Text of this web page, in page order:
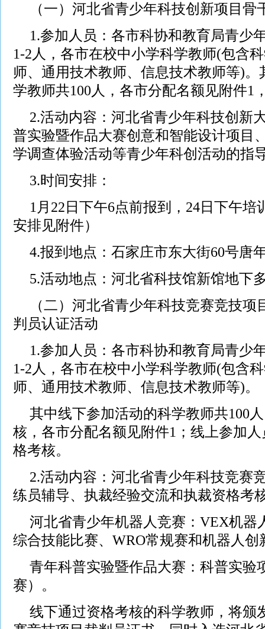
（一）河北省青少年科技创新项目
1.参加人员：各市科协和教育局青少
1-2人，各市在校中小学科学教师(包含
师、通用技术教师、信息技术教师等)
学教师共100人，各市分配名额见附件1
2.活动内容：河北省青少年科技创新
普实验暨作品大赛创意和智能设计项目
学调查体验活动等青少年科创活动的指
3.时间安排：
1月22日下午6点前报到，24日下午
安排见附件）
4.报到地点：石家庄市东大街60号唐
5.活动地点：河北省科技馆新馆地下
（二）河北省青少年科技竞赛竞技
判员认证活动
1.参加人员：各市科协和教育局青少
1-2人，各市在校中小学科学教师(包含
师、通用技术教师、信息技术教师等)。
其中线下参加活动的科学教师共100
核，各市分配名额见附件1；线上参加
格考核。
2.活动内容：河北省青少年科技竞赛
练员辅导、执裁经验交流和执裁资格考
河北省青少年机器人竞赛：VEX机器
综合技能比赛、WRO常规赛和机器人创
青年科普实验暨作品大赛：科普实验
赛）。
线下通过资格考核的科学教师，将颁